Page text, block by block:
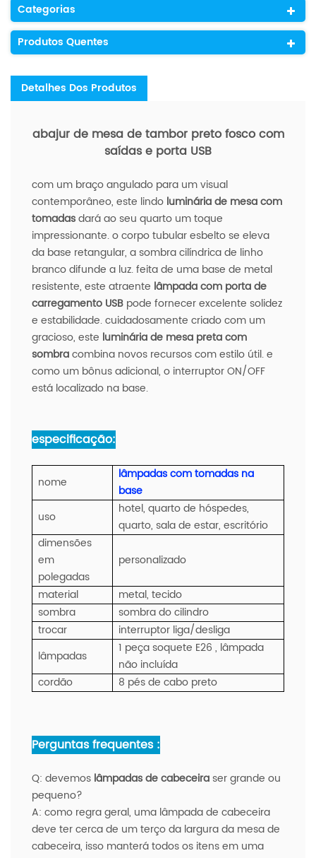
Categorias
Produtos Quentes
Detalhes Dos Produtos
abajur de mesa de tambor preto fosco com
saídas e porta USB
com um braço angulado para um visual
contemporâneo, este lindo luminária de mesa com
tomadasdará ao seu quarto um toque
impressionante. o corpo tubular esbelto se eleva
da base retangular, a sombra cilíndrica de linho
branco difunde a luz. feita de uma base de metal
resistente, este atraente lâmpada com porta de
carregamento USB pode fornecer excelente solidez
e estabilidade. cuidadosamente criado com um
gracioso, este luminária de mesa preta com
sombracombina novos recursos com estilo útil. e
como um bônus adicional, o interruptor ON/OFF
está localizado na base.
especificação:
nome
lâmpadas com tomadas na
base
uso
hotel, quarto de hóspedes,
quarto, sala de estar, escritório
dimensões
em
polegadas
personalizado
material
metal, tecido
sombra
sombra do cilindro
trocar
interruptor liga/desliga
lâmpadas
1 peça soquete E26 , lâmpada
não incluída
cordão
8 pés de cabo preto
Perguntas frequentes :
Q: devemos lâmpadas de cabeceiraser grande ou
pequeno?
A: como regra geral, uma lâmpada de cabeceira
deve ter cerca de um terço da largura da mesa de
cabeceira, isso manterá todos os itens em uma